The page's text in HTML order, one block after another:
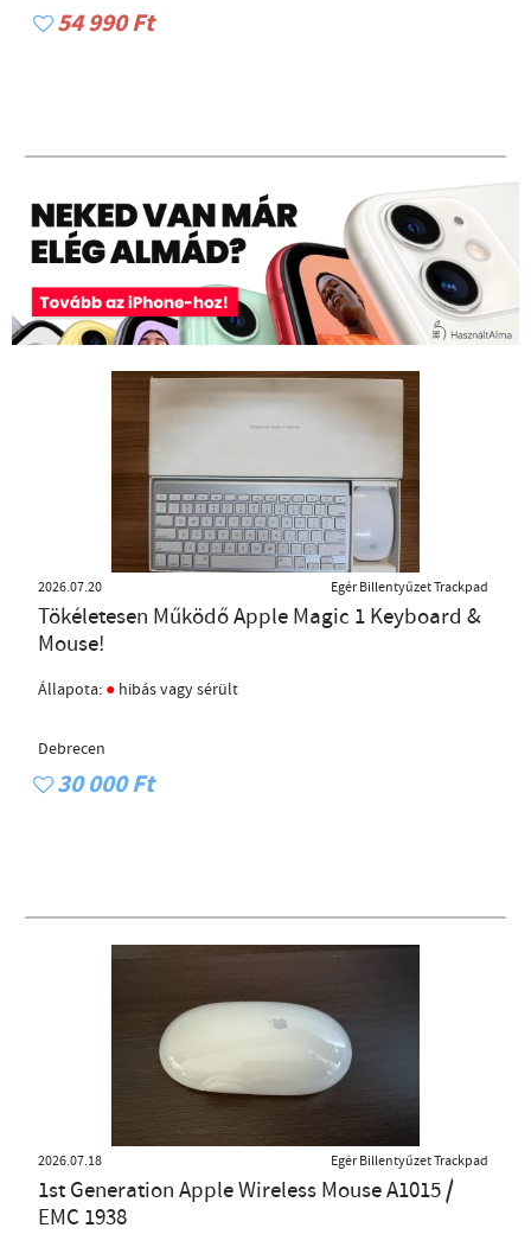
54 990 Ft
2026.07.20 Egér Billentyűzet Trackpad
Tökéletesen Működő Apple Magic 1 Keyboard &
Mouse!
Állapota: ● hibás vagy sérült
Debrecen
30 000 Ft
2026.07.18 Egér Billentyűzet Trackpad
1st Generation Apple Wireless Mouse A1015 /
EMC 1938